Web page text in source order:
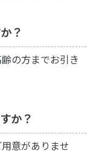
？
の方までお引き
か？
意がありませ